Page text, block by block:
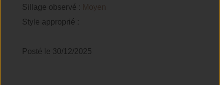
Sillage observé : Moyen
Style approprié :
Posté le 30/12/2025